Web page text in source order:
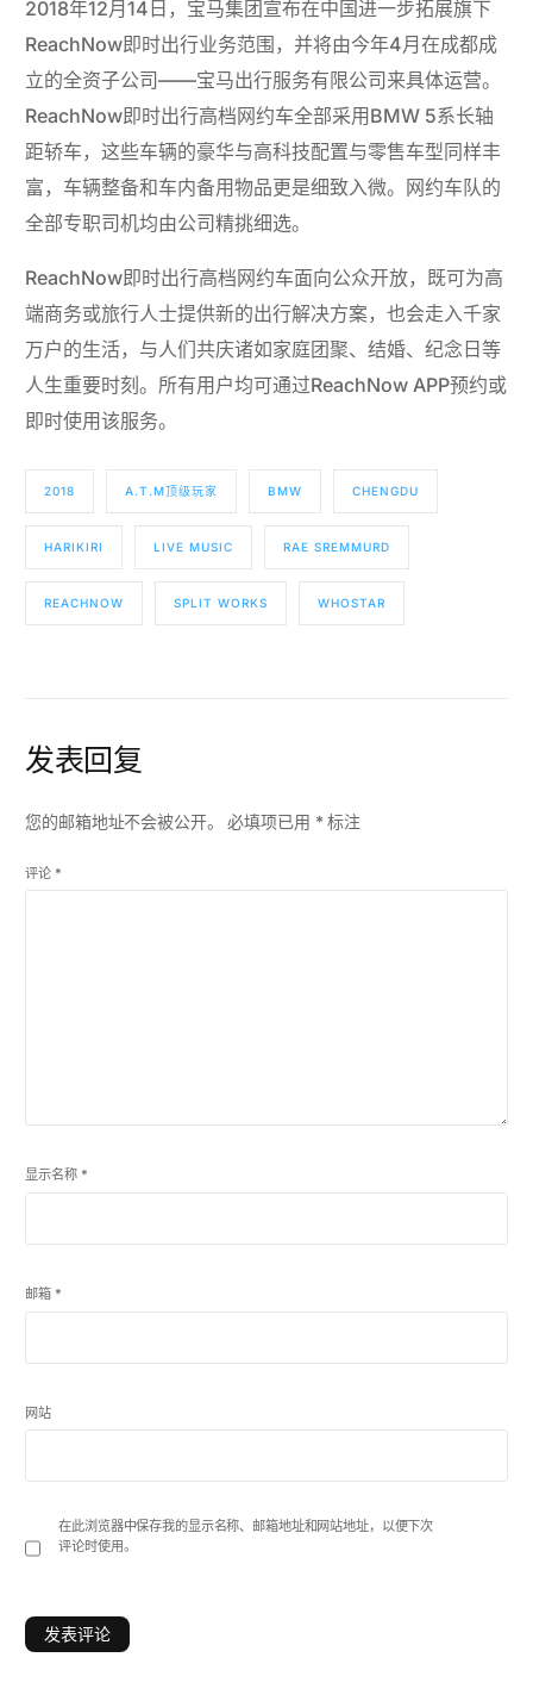
2018年12月14日，宝马集团宣布在中国进一步拓展旗下
ReachNow即时出行业务范围，并将由今年4月在成都成
立的全资子公司——宝马出行服务有限公司来具体运营。
ReachNow即时出行高档网约车全部采用BMW 5系长轴
距轿车，这些车辆的豪华与高科技配置与零售车型同样丰
富，车辆整备和车内备用物品更是细致入微。网约车队的
全部专职司机均由公司精挑细选。
ReachNow即时出行高档网约车面向公众开放，既可为高
端商务或旅行人士提供新的出行解决方案，也会走入千家
万户的生活，与人们共庆诸如家庭团聚、结婚、纪念日等
人生重要时刻。所有用户均可通过ReachNow APP预约或
即时使用该服务。
2018 A.T.M顶级玩家 BMW CHENGDU
HARIKIRI LIVE MUSIC RAE SREMMURD
REACHNOW SPLIT WORKS WHOSTAR
发表回复
您的邮箱地址不会被公开。 必填项已用 *标注
评论 *
显示名称 *
邮箱 *
网站
在此浏览器中保存我的显示名称、邮箱地址和网站地址，以便下次
评论时使用。